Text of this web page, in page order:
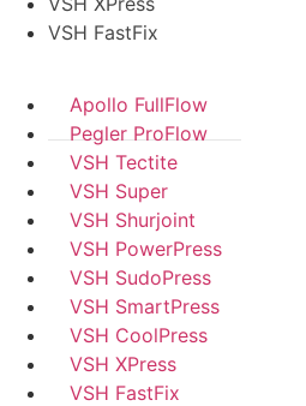
VSH FastFix
Apollo FullFlow
Pegler ProFlow
VSH Tectite
VSH Super
VSH Shurjoint
VSH PowerPress
VSH SudoPress
VSH SmartPress
VSH CoolPress
VSH XPress
VSH FastFix